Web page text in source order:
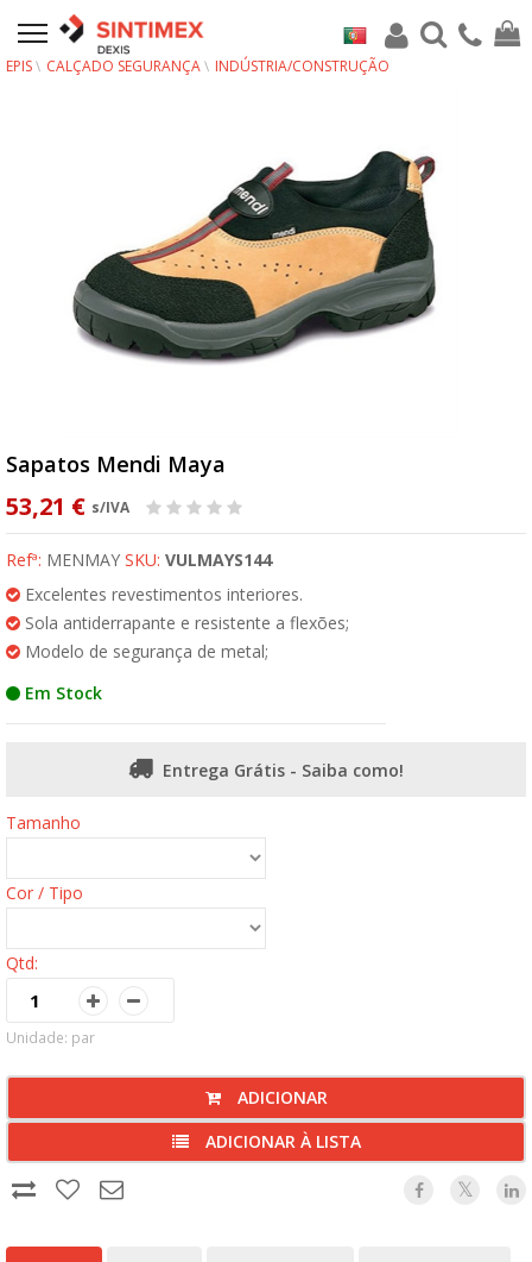
EPIS CALÇADO SEGURANÇA INDÚSTRIA/CONSTRUÇÃO
Sapatos Mendi Maya
53,21 € s/IVA
Refª: MENMAY SKU: VULMAYS144
Excelentes revestimentos interiores.
Sola antiderrapante e resistente a flexões;
Modelo de segurança de metal;
Em Stock
Entrega Grátis - Saiba como!
Tamanho
Cor / Tipo
Qtd:
Unidade: par
ADICIONAR
ADICIONAR À LISTA